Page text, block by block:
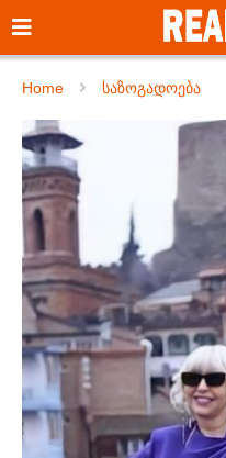
Home საზოგადოება